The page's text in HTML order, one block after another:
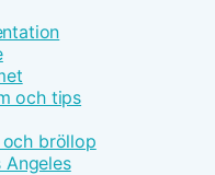
och tips
och bröllop
Angeles